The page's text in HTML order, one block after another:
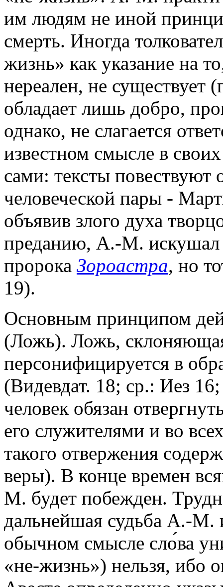
им людям не иной
смерть. Иногда
жизнь» как указание на
нереален, не
обладает лишь добро,
однако, не слагается
известном смысле в
сами: тексты повествуют
человеческой пары -
объявив злого духа
преданию, А.-М. искушал
пророка Зороастра, но
19).
Основным принципом
(Ложь). Ложь,
персонифицируется в
(Видевдат. 18; ср.: Иез
человек обязан
его служителями и во
такого отвержения
веры). В конце времен
М. будет побежден.
дальнейшая судьба А.-М.
обычном смысле сло́ва
«не-жизнь») нельзя, ибо